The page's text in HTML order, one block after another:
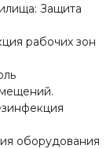
Защита
рабочих зон
оборудования